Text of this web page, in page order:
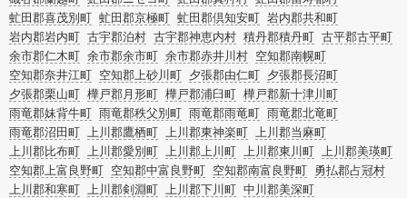
虻田郡喜茂別町 虻田郡京極町 虻田郡倶知安町 岩内郡共和町
岩内郡岩内町 古宇郡泊村 古宇郡神恵内村 積丹郡積丹町 古平郡古平町
余市郡仁木町 余市郡余市町 余市郡赤井川村 空知郡南幌町
空知郡奈井江町 空知郡上砂川町 夕張郡由仁町 夕張郡長沼町
夕張郡栗山町 樺戸郡月形町 樺戸郡浦臼町 樺戸郡新十津川町
雨竜郡妹背牛町 雨竜郡秩父別町 雨竜郡雨竜町 雨竜郡北竜町
雨竜郡沼田町 上川郡鷹栖町 上川郡東神楽町 上川郡当麻町
上川郡比布町 上川郡愛別町 上川郡上川町 上川郡東川町 上川郡美瑛町
空知郡上富良野町 空知郡中富良野町 空知郡南富良野町 勇払郡占冠村
上川郡和寒町 上川郡剣淵町 上川郡下川町 中川郡美深町